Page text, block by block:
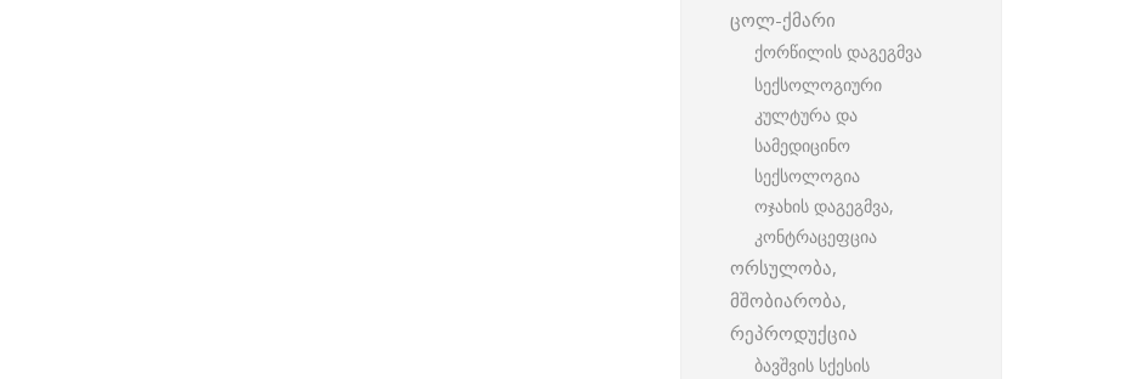
ცოლ-ქმარი
ქორწილის დაგეგმვა
სექსოლოგიური
კულტურა და
სამედიცინო
სექსოლოგია
ოჯახის დაგეგმვა,
კონტრაცეფცია
ორსულობა,
მშობიარობა,
რეპროდუქცია
ბავშვის სქესის